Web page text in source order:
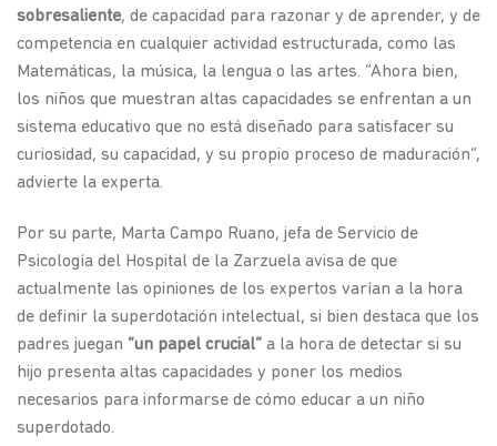
sobresaliente, de capacidad para razonar y de aprender, y de
competencia en cualquier actividad estructurada, como las
Matemáticas, la música, la lengua o las artes. “Ahora bien,
los niños que muestran altas capacidades se enfrentan a un
sistema educativo que no está diseñado para satisfacer su
curiosidad, su capacidad, y su propio proceso de maduración”,
advierte la experta.
Por su parte, Marta Campo Ruano, jefa de Servicio de
Psicología del Hospital de la Zarzuela avisa de que
actualmente las opiniones de los expertos varían a la hora
de definir la superdotación intelectual, si bien destaca que los
padres juegan “un papel crucial” a la hora de detectar si su
hijo presenta altas capacidades y poner los medios
necesarios para informarse de cómo educar a un niño
superdotado.